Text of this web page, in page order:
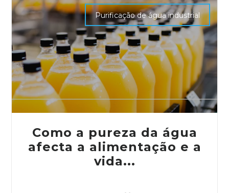
Purificação de água industrial
Como a pureza da água
afecta a alimentação e a
vida...